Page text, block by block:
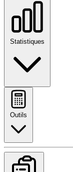
Statistiques
Outils